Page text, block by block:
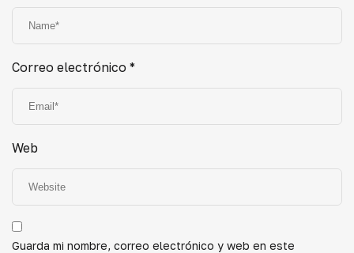
Correo electrónico *
Web
Guarda mi nombre, correo electrónico y web en este